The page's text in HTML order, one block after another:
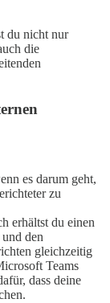
du nicht nur
die
es darum geht,
zu
erhältst du einen
den
gleichzeitig
Teams
dass deine